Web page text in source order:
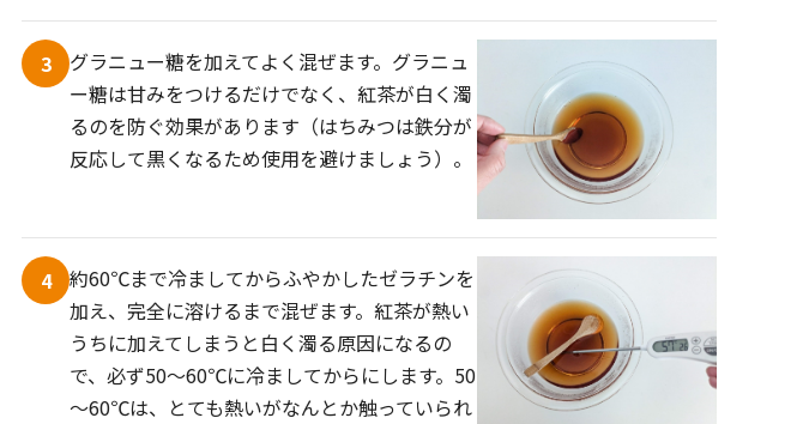
3
グラニュー糖を加えてよく混ぜます。グラニュ
ー糖は甘みをつけるだけでなく、紅茶が白く濁
るのを防ぐ効果があります（はちみつは鉄分が
反応して黒くなるため使用を避けましょう）。
4
約60℃まで冷ましてからふやかしたゼラチンを
加え、完全に溶けるまで混ぜます。紅茶が熱い
うちに加えてしまうと白く濁る原因になるの
で、必ず50～60℃に冷ましてからにします。50
～60℃は、とても熱いがなんとか触っていられ